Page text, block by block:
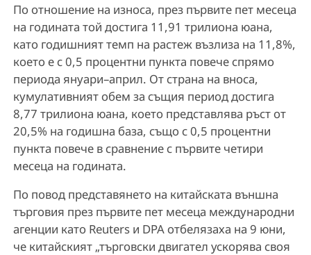
По отношение на износа, през първите пет месеца
на годината той достига 11,91 трилиона юана,
като годишният темп на растеж възлиза на 11,8%,
което е с 0,5 процентни пункта повече спрямо
периода януари–април. От страна на вноса,
кумулативният обем за същия период достига
8,77 трилиона юана, което представлява ръст от
20,5% на годишна база, също с 0,5 процентни
пункта повече в сравнение с първите четири
месеца на годината.
По повод представянето на китайската външна
търговия през първите пет месеца международни
агенции като Reuters и DPA отбелязаха на 9 юни,
че китайският „търговски двигател ускорява своя